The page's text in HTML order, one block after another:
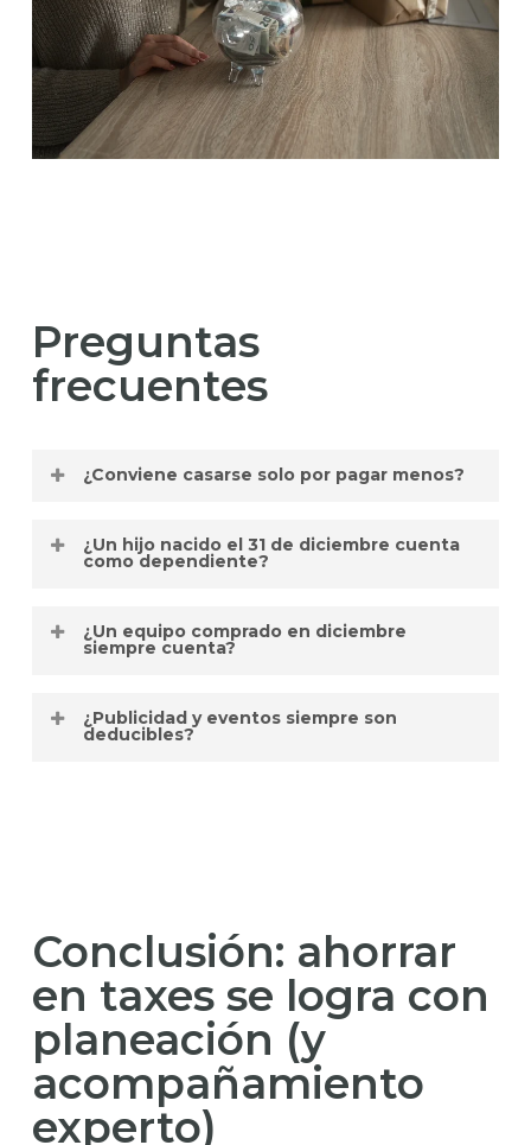
Preguntas
frecuentes
¿Conviene casarse solo por pagar menos?
punto de vista tributario,conviene
simular números
¿Un hijo nacido el 31 de diciembre cuenta
como dependiente?
antes de las 23:59 del 31/12, puede ser
dependiente ese año (con la
¿Un equipo comprado en diciembre
siempre cuenta?
del31/12, con factura, pago e inventario.
¿Publicidad y eventos siempre son
deducibles?
Conclusión: ahorrar
en taxes se logra con
planeación (y
acompañamiento
experto)